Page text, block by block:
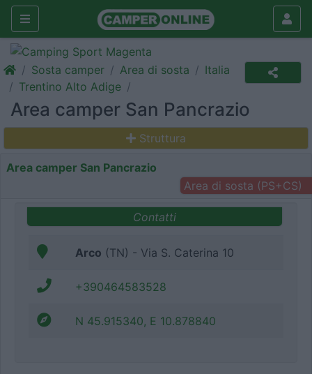
Sosta camper Area di sosta
Italia
Trentino Alto Adige
Area camper San Pancrazio
Struttura
Area camper San Pancrazio
Area di sosta (PS+CS)
Contatti
Arco (TN) - Via S. Caterina 10
+390464583528
N 45.915340, E 10.878840